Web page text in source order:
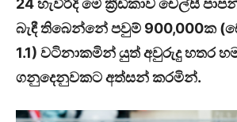
24 හැවිරිදි මේ ක්‍රීඩිකාව චෙල්සී
බැඳී තිබෙන්නේ පවුම් 900,000ක
1.1) වටිනාකමින් යුත් අවුරුදු හතර
ගනුදෙනුවකට අත්සන් කරමින්.